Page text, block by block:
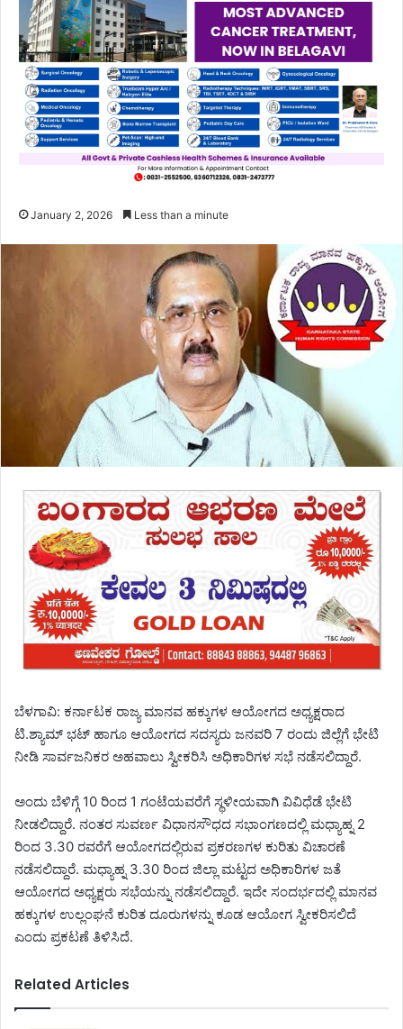
January 2, 2026 Less than a minute
ಬೆಳಗಾವಿ: ಕರ್ನಾಟಕ ರಾಜ್ಯ ಮಾನವ ಹಕ್ಕುಗಳ ಆಯೋಗದ ಅಧ್ಯಕ್ಷರಾದ
ಟಿ.ಶ್ಯಾಮ್ ಭಟ್ ಹಾಗೂ ಆಯೋಗದ ಸದಸ್ಯರು ಜನವರಿ 7 ರಂದು ಜಿಲ್ಲೆಗೆ ಭೇಟಿ
ನೀಡಿ ಸಾರ್ವಜನಿಕರ ಅಹವಾಲು ಸ್ವೀಕರಿಸಿ ಅಧಿಕಾರಿಗಳ ಸಭೆ ನಡೆಸಲಿದ್ದಾರೆ.
ಅಂದು ಬೆಳಿಗ್ಗೆ 10 ರಿಂದ 1 ಗಂಟೆಯವರೆಗೆ ಸ್ಥಳೀಯವಾಗಿ ವಿವಿಧೆಡೆ ಭೇಟಿ
ನೀಡಲಿದ್ದಾರೆ. ನಂತರ ಸುವರ್ಣ ವಿಧಾನಸೌಧದ ಸಭಾಂಗಣದಲ್ಲಿ ಮಧ್ಯಾಹ್ನ 2
ರಿಂದ 3.30 ರವರೆಗೆ ಆಯೋಗದಲ್ಲಿರುವ ಪ್ರಕರಣಗಳ ಕುರಿತು ವಿಚಾರಣೆ
ನಡೆಸಲಿದ್ದಾರೆ. ಮಧ್ಯಾಹ್ನ 3.30 ರಿಂದ ಜಿಲ್ಲಾ ಮಟ್ಟದ ಅಧಿಕಾರಿಗಳ ಜತೆ
ಆಯೋಗದ ಅಧ್ಯಕ್ಷರು ಸಭೆಯನ್ನು ನಡೆಸಲಿದ್ದಾರೆ. ಇದೇ ಸಂದರ್ಭದಲ್ಲಿ ಮಾನವ
ಹಕ್ಕುಗಳ ಉಲ್ಲಂಘನೆ ಕುರಿತ ದೂರುಗಳನ್ನು ಕೂಡ ಆಯೋಗ‌ ಸ್ವೀಕರಿಸಲಿದೆ
ಎಂದು ಪ್ರಕಟಣೆ ತಿಳಿಸಿದೆ.
Related Articles